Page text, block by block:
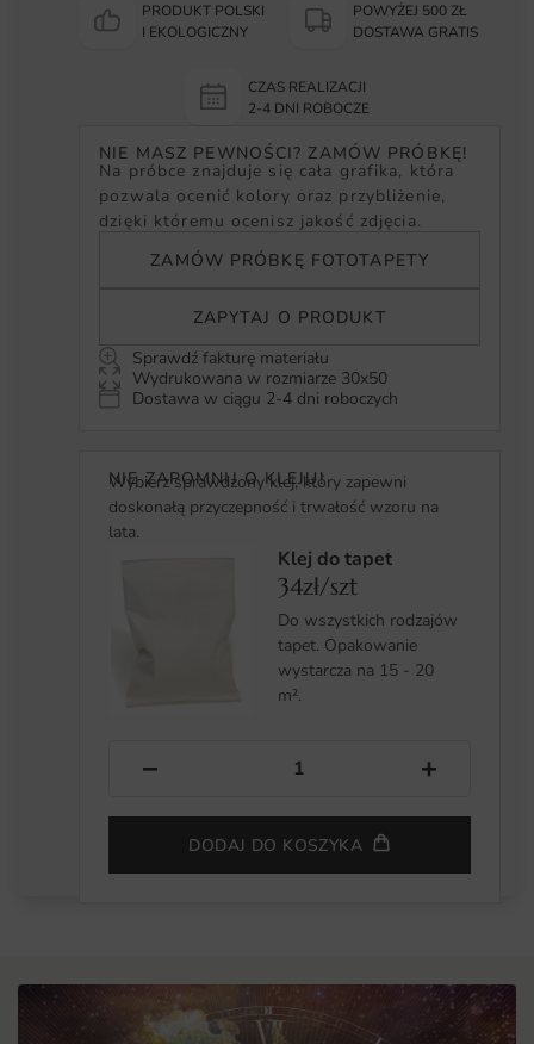
PRODUKT POLSKI
I EKOLOGICZNY
POWYŻEJ 500 ZŁ
DOSTAWA GRATIS
CZAS REALIZACJI
2-4 DNI ROBOCZE
NIE MASZ PEWNOŚCI? ZAMÓW PRÓBKĘ!
Na próbce znajduje się cała grafika, która
pozwala ocenić kolory oraz przybliżenie,
dzięki któremu ocenisz jakość zdjęcia.
ZAMÓW PRÓBKĘ FOTOTAPETY
ZAPYTAJ O PRODUKT
Sprawdź fakturę materiału
Wydrukowana w rozmiarze 30x50
Dostawa w ciągu 2-4 dni roboczych
NIE ZAPOMNIJ O KLEJU!
Wybierz sprawdzony klej, który zapewni
doskonałą przyczepność i trwałość wzoru na
lata.
Klej do tapet
34zł/szt
Do wszystkich rodzajów
tapet. Opakowanie
wystarcza na 15 - 20
m².
− +
DODAJ DO KOSZYKA